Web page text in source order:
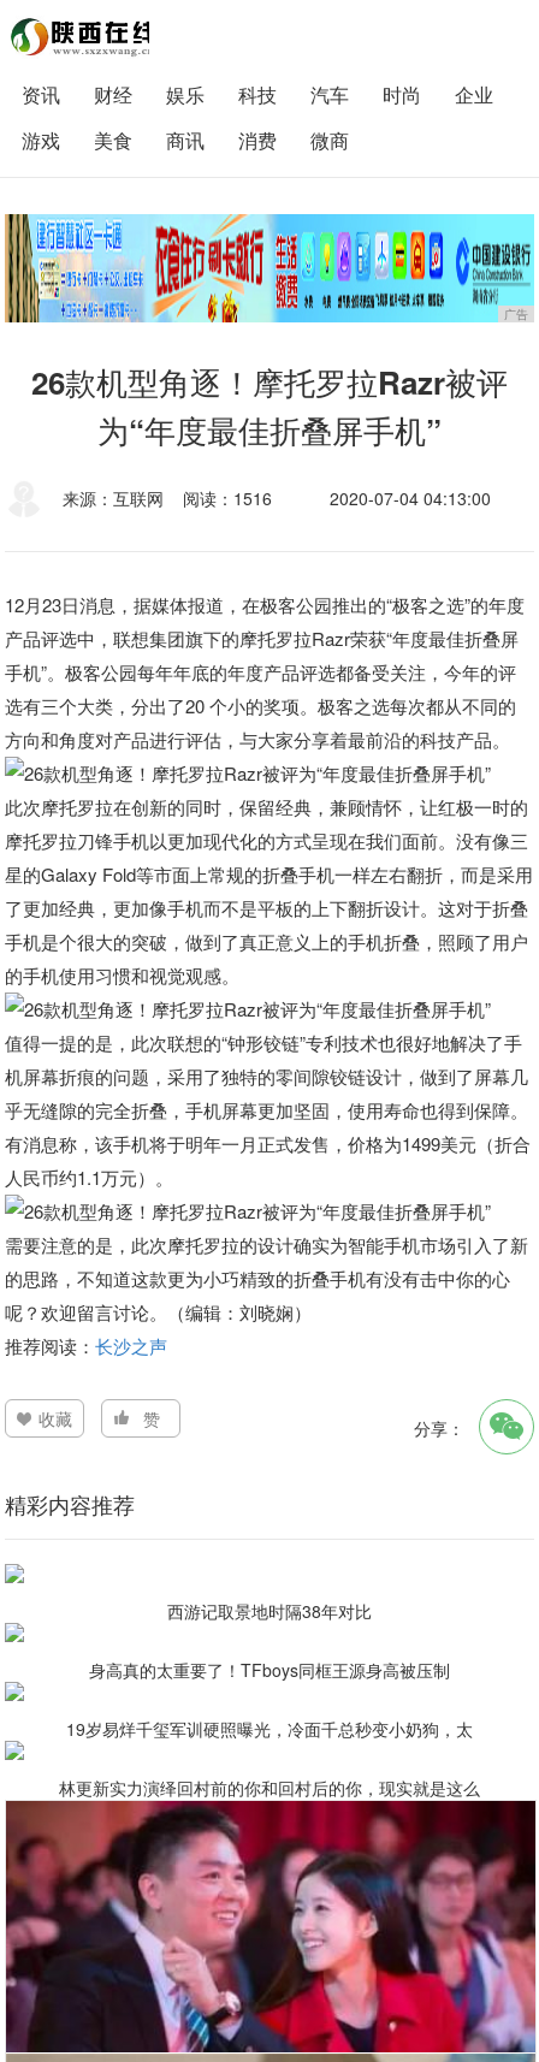
资讯 财经 娱乐 科技 汽车 时尚
企业
游戏
美食 商讯 消费 微商
广告
26款机型角逐！摩托罗拉Razr被评
为“年度最佳折叠屏手机”
来源：互联网 阅读：1516 2020-07-04 04:13:00
12月23日消息，据媒体报道，在极客公园推出的“极客之选”的年度
产品评选中，联想集团旗下的摩托罗拉Razr荣获“年度最佳折叠屏
手机”。极客公园每年年底的年度产品评选都备受关注，今年的评
选有三个大类，分出了20 个小的奖项。极客之选每次都从不同的
方向和角度对产品进行评估，与大家分享着最前沿的科技产品。
此次摩托罗拉在创新的同时，保留经典，兼顾情怀，让红极一时的
摩托罗拉刀锋手机以更加现代化的方式呈现在我们面前。没有像三
星的Galaxy Fold等市面上常规的折叠手机一样左右翻折，而是采用
了更加经典，更加像手机而不是平板的上下翻折设计。这对于折叠
手机是个很大的突破，做到了真正意义上的手机折叠，照顾了用户
的手机使用习惯和视觉观感。
值得一提的是，此次联想的“钟形铰链”专利技术也很好地解决了手
机屏幕折痕的问题，采用了独特的零间隙铰链设计，做到了屏幕几
乎无缝隙的完全折叠，手机屏幕更加坚固，使用寿命也得到保障。
有消息称，该手机将于明年一月正式发售，价格为1499美元（折合
人民币约1.1万元）。
需要注意的是，此次摩托罗拉的设计确实为智能手机市场引入了新
的思路，不知道这款更为小巧精致的折叠手机有没有击中你的心
呢？欢迎留言讨论。（编辑：刘晓娴）
推荐阅读：长沙之声
收藏 赞 分享：
精彩内容推荐
西游记取景地时隔38年对比
身高真的太重要了！TFboys同框王源身高被压制
19岁易烊千玺军训硬照曝光，冷面千总秒变小奶狗，太
林更新实力演绎回村前的你和回村后的你，现实就是这么